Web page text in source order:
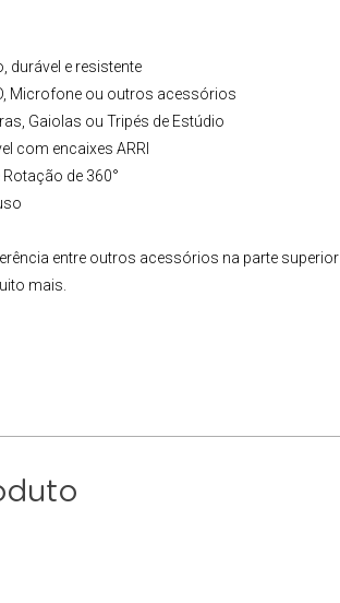
durável e resistente
Microfone ou outros acessórios
Gaiolas ou Tripés de Estúdio
com encaixes ARRI
de 360°
entre outros acessórios na parte superior
mais.